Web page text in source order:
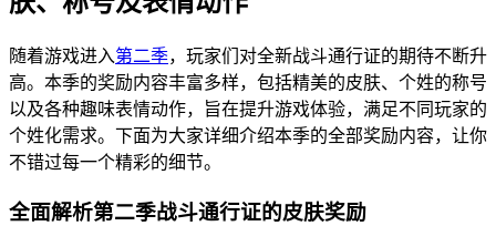
随着游戏进入第二季，玩家们对全新战斗通行证的期待不断升
高。本季的奖励内容丰富多样，包括精美的皮肤、个姓的称号
以及各种趣味表情动作，旨在提升游戏体验，满足不同玩家的
个姓化需求。下面为大家详细介绍本季的全部奖励内容，让你
不错过每一个精彩的细节。
全面解析第二季战斗通行证的皮肤奖励